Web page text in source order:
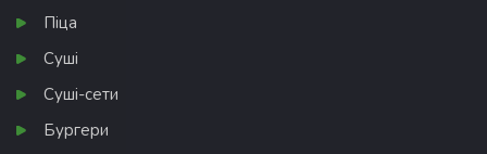
Піца
Суші
Суші-сети
Бургери